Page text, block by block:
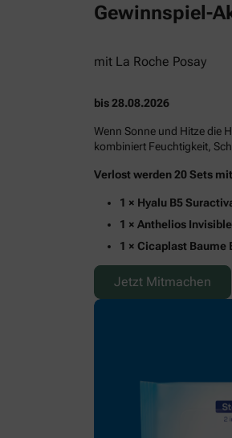
Gewinnspiel-
mit La Roche Posay
bis 28.08.2026
Wenn Sonne und Hitze die
kombiniert Feuchtigkeit,
Verlost werden 20 Sets
1 × Hyalu B5
1 × Anthelios
1 × Cicaplast Baume
Jetzt Mitmachen